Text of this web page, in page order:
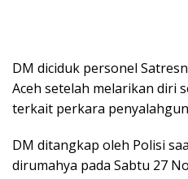
DM diciduk personel
Aceh setelah melarikan diri
terkait perkara
DM ditangkap oleh Polisi
dirumahya pada Sabtu 27